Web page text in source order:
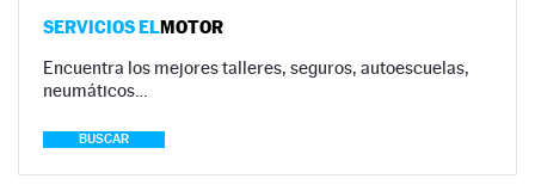
SERVICIOS ELMOTOR
Encuentra los mejores talleres, seguros, autoescuelas,
neumáticos…
BUSCAR